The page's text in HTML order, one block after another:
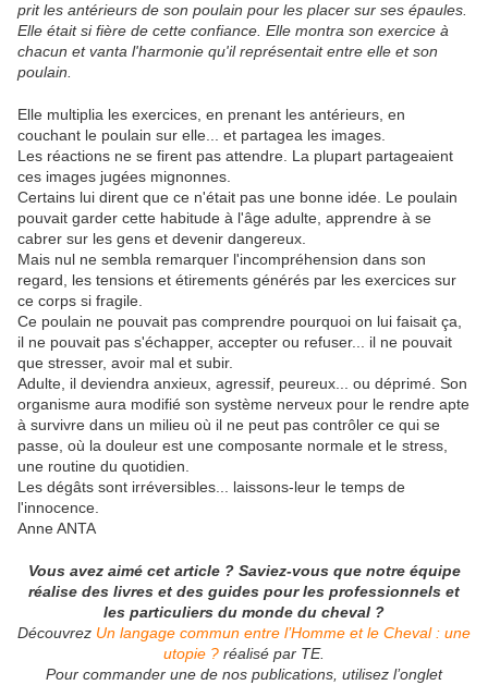
prit les antérieurs de son poulain pour les placer sur ses épaules.
Elle était si fière de cette confiance. Elle montra son exercice à
chacun et vanta l'harmonie qu'il représentait entre elle et son
poulain.
Elle multiplia les exercices, en prenant les antérieurs, en
couchant le poulain sur elle... et partagea les images.
Les réactions ne se firent pas attendre. La plupart partageaient
ces images jugées mignonnes.
Certains lui dirent que ce n'était pas une bonne idée. Le poulain
pouvait garder cette habitude à l'âge adulte, apprendre à se
cabrer sur les gens et devenir dangereux.
Mais nul ne sembla remarquer l'incompréhension dans son
regard, les tensions et étirements générés par les exercices sur
ce corps si fragile.
Ce poulain ne pouvait pas comprendre pourquoi on lui faisait ça,
il ne pouvait pas s'échapper, accepter ou refuser... il ne pouvait
que stresser, avoir mal et subir.
Adulte, il deviendra anxieux, agressif, peureux... ou déprimé. Son
organisme aura modifié son système nerveux pour le rendre apte
à survivre dans un milieu où il ne peut pas contrôler ce qui se
passe, où la douleur est une composante normale et le stress,
une routine du quotidien.
Les dégâts sont irréversibles... laissons-leur le temps de
l'innocence.
Anne ANTA
Vous avez aimé cet article ? Saviez-vous que notre équipe
réalise des livres et des guides pour les professionnels et
les particuliers du monde du cheval ?
Découvrez Un langage commun entre l’Homme et le Cheval : une
utopie ? réalisé par TE.
Pour commander une de nos publications, utilisez l’onglet